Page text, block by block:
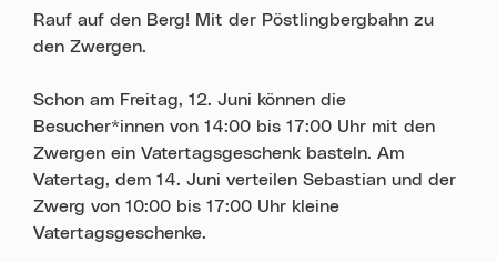
Rauf auf den Berg! Mit der Pöstlingbergbahn zu
den Zwergen.
Schon am Freitag, 12. Juni können die
Besucher*innen von 14:00 bis 17:00 Uhr mit den
Zwergen ein Vatertagsgeschenk basteln. Am
Vatertag, dem 14. Juni verteilen Sebastian und der
Zwerg von 10:00 bis 17:00 Uhr kleine
Vatertagsgeschenke.